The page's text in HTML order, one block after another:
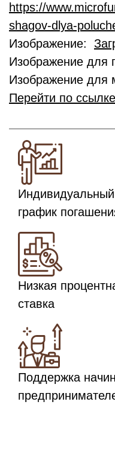
https://
shagov-dlya-
Изображение:
Изображение для
Изображение для
Перейти по ссылке
Индивидуальный
график
Низкая
ставка
Поддержка